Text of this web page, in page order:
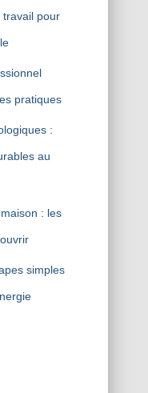
pour
pratiques
:
au
: les
simples